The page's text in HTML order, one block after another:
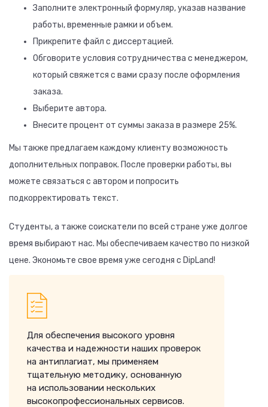
Заполните электронный формуляр, указав название
работы, временные рамки и объем.
Прикрепите файл с диссертацией.
Обговорите условия сотрудничества с менеджером,
который свяжется с вами сразу после оформления
заказа.
Выберите автора.
Внесите процент от суммы заказа в размере 25%.
Мы также предлагаем каждому клиенту возможность
дополнительных поправок. После проверки работы, вы
можете связаться с автором и попросить
подкорректировать текст.
Студенты, а также соискатели по всей стране уже долгое
время выбирают нас. Мы обеспечиваем качество по низкой
цене. Экономьте свое время уже сегодня с DipLand!
Для обеспечения высокого уровня
качества и надежности наших проверок
на антиплагиат, мы применяем
тщательную методику, основанную
на использовании нескольких
высокопрофессиональных сервисов.